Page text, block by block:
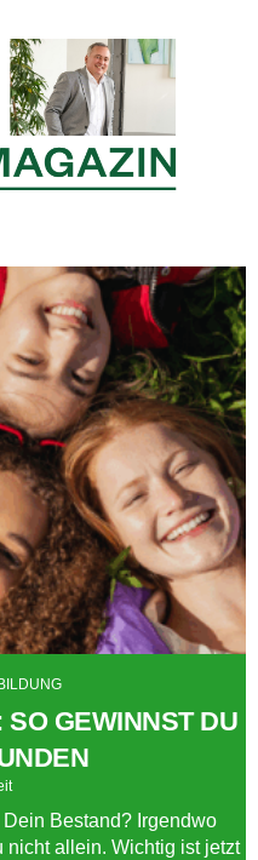
SO GEWINNST DU
Bestand? Irgendwo
nicht allein. Wichtig ist jetzt